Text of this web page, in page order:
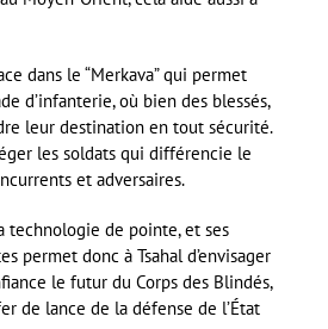
dans le “Merkava” qui permet
d’infanterie, où bien des blessés,
leur destination en tout sécurité.
les soldats qui différencie le
et adversaires.
technologie de pointe, et ses
permet donc à Tsahal d’envisager
le futur du Corps des Blindés,
de lance de la défense de l’État